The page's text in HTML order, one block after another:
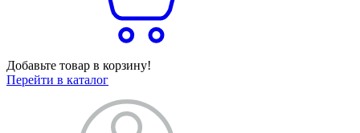
Добавьте товар в корзину!
Перейти в каталог